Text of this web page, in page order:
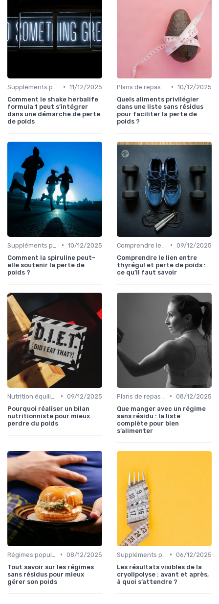
• 11/12/2025
Comment le shake herbalife
formula 1 peut s’intégrer
dans une démarche de perte
de poids
• 10/12/2025
Quels aliments privilégier
dans une liste sans résidus
pour faciliter la perte de
poids ?
• 10/12/2025
Comment la spiruline peut-
elle soutenir la perte de
poids ?
• 09/12/2025
Comprendre le lien entre
thyrégul et perte de poids :
ce qu’il faut savoir
• 09/12/2025
Pourquoi réaliser un bilan
nutritionniste pour mieux
perdre du poids
• 08/12/2025
Que manger avec un régime
sans résidu : la liste
complète pour bien
s’alimenter
• 08/12/2025
Tout savoir sur les régimes
sans résidus pour mieux
gérer son poids
• 06/12/2025
Les résultats visibles de la
cryolipolyse : avant et après,
à quoi s’attendre ?